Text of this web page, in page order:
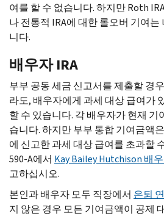
여를 할 수 없습니다. 하지만 Roth
나 전통적 IRA에 대한 롤오버 기여
니다.
배우자IRA
부부 공동 세금 신고서를 제출할 경
라도, 배우자에게 과세 대상 급여가
할 수 있습니다. 각 배우자가 현재 기
습니다. 하지만 부부 통합 기여금액
에 신고한 과세 대상 급여를 초과할
590-A에서 Kay Bailey Hutchison 배
고하십시오.
본인과 배우자 모두 직장에서 은퇴
지 않은 경우 모든 기여금액이 공제